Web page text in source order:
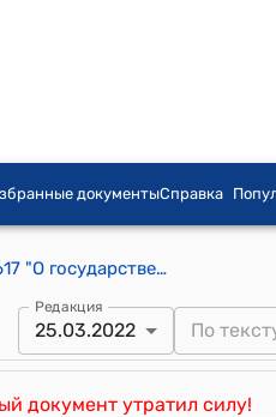
документыСправка
Постановление Правительства КР от 22 октября 1997 года №617 "О государственном социальном страховании"
Редакция
25.03.2022
документ утратил силу!